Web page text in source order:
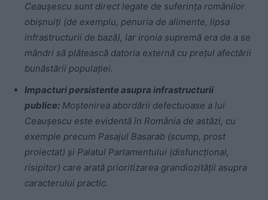
Ceaușescu sunt direct legate de suferința românilor
obișnuiți (de exemplu, penuria de alimente, lipsa
infrastructurii de bază), Iar ironia supremă era de a se
mândri să plătească datoria externă cu prețul afectării
bunăstării populației.
Impacturi persistente asupra infrastructurii
publice: Moștenirea abordării defectuoase a lui
Ceaușescu este evidentă în România de astăzi, cu
exemple precum Pasajul Basarab (scump, prost
proiectat) și Palatul Parlamentului (disfuncțional,
risipitor) care arată prioritizarea grandiozității asupra
caracterului practic.